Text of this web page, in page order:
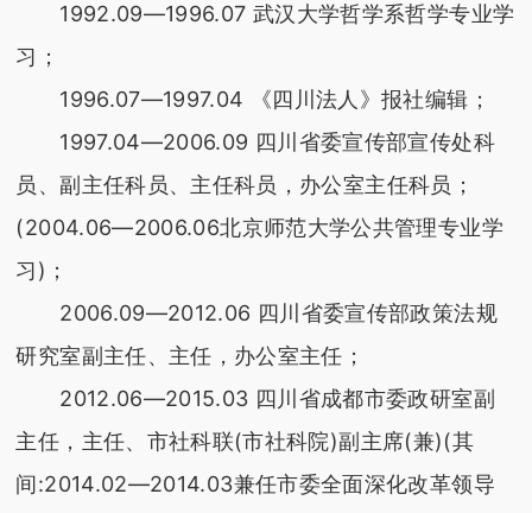
1992.09—1996.07 武汉大学哲学系哲学专业学
习；
1996.07—1997.04 《四川法人》报社编辑；
1997.04—2006.09 四川省委宣传部宣传处科
员、副主任科员、主任科员，办公室主任科员；
(2004.06—2006.06北京师范大学公共管理专业学
习)；
2006.09—2012.06 四川省委宣传部政策法规
研究室副主任、主任，办公室主任；
2012.06—2015.03 四川省成都市委政研室副
主任，主任、市社科联(市社科院)副主席(兼)(其
间:2014.02—2014.03兼任市委全面深化改革领导